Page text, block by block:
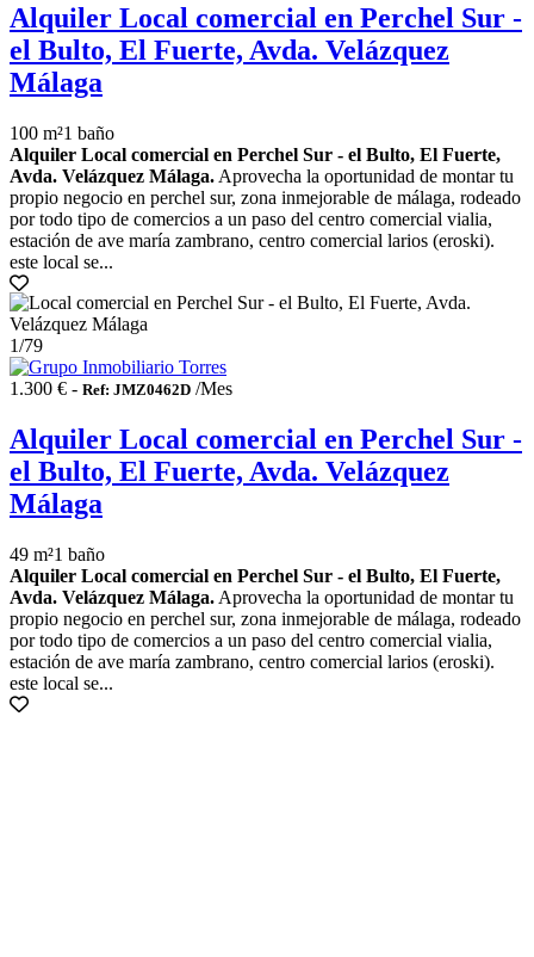
Alquiler Local comercial en Perchel Sur -
el Bulto, El Fuerte, Avda. Velázquez
Málaga
100 m²1 baño
Alquiler Local comercial en Perchel Sur - el Bulto, El Fuerte,
Avda. Velázquez Málaga. Aprovecha la oportunidad de montar tu
propio negocio en perchel sur, zona inmejorable de málaga, rodeado
por todo tipo de comercios a un paso del centro comercial vialia,
estación de ave maría zambrano, centro comercial larios (eroski).
este local se...
1/79
1.300 € - Ref: JMZ0462D /Mes
Alquiler Local comercial en Perchel Sur -
el Bulto, El Fuerte, Avda. Velázquez
Málaga
49 m²1 baño
Alquiler Local comercial en Perchel Sur - el Bulto, El Fuerte,
Avda. Velázquez Málaga. Aprovecha la oportunidad de montar tu
propio negocio en perchel sur, zona inmejorable de málaga, rodeado
por todo tipo de comercios a un paso del centro comercial vialia,
estación de ave maría zambrano, centro comercial larios (eroski).
este local se...